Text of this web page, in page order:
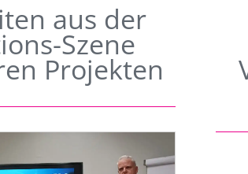
aus der
Szene
Projekten